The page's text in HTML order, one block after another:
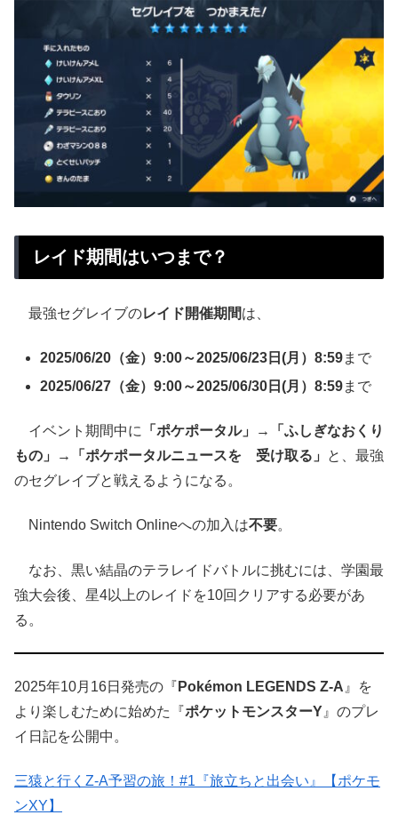
レイド期間はいつまで？
最強セグレイブのレイド開催期間は、
2025/06/20（金）9:00～2025/06/23日(月）8:59まで
2025/06/27（金）9:00～2025/06/30日(月）8:59まで
イベント期間中に
「ポケポータル」→「ふしぎなおくり
もの」→「ポケポータルニュースを 受け取る」
と、最強
のセグレイブと戦えるようになる。
Nintendo Switch Onlineへの加入は不要。
なお、黒い結晶のテラレイドバトルに挑むには、学園最
強大会後、星4以上のレイドを10回クリアする必要があ
る。
2025年10月16日発売の『 Pokémon LEGENDS Z-A 』を
より楽しむために始めた『ポケットモンスターY 』のプレ
イ日記を公開中。
三猿と行くZ-A予習の旅！#1『旅立ちと出会い』【ポケモ
ンXY】